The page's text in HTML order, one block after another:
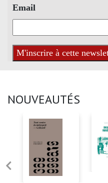
Email
NOUVEAUTÉS